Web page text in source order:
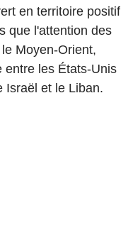
en territoire positif
que l'attention des
Moyen-Orient,
entre les États-Unis
Israël et le Liban.